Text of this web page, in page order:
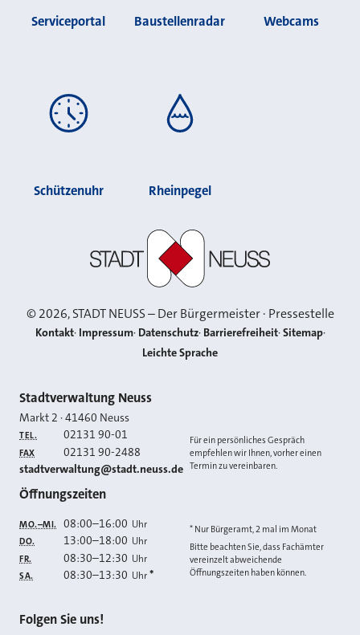
Serviceportal Baustellenradar Webcams
Schützenuhr Rheinpegel
©2026, STADT NEUSS – Der Bürgermeister · Pressestelle
Kontakt Impressum Datenschutz Barrierefreiheit Sitemap
Leichte Sprache
Kontakt
Stadtverwaltung Neuss
Markt 2 ·41460 Neuss
TEL. 02131 90-01
FAX 02131 90-2488
E-MAIL
stadtverwaltung@stadt.neuss.de
Für ein persönliches Gespräch
empfehlen wir Ihnen, vorher einen
Termin zu vereinbaren.
Öffnungszeiten
MO.–MI. 08:00–16:00 Uhr
DO. 13:00–18:00 Uhr
FR. 08:30–12:30 Uhr
SA. 08:30–13:30 Uhr *
* Nur Bürgeramt, 2 mal im Monat
Bitte beachten Sie, dass Fachämter
vereinzelt abweichende
Öffnungszeiten haben können.
Folgen Sie uns!